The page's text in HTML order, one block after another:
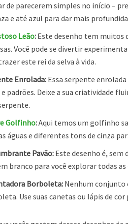
de parecerem simples no início –
e até azul para dar mais
Leão: Este desenho tem muitos
Você pode se divertir
este rei da selva à vida.
Enrolada: Essa serpente
padrões. Deixe a sua criatividade
Golfinho:Aqui temos um golfinho
águas e diferentes tons de cinza
Pavão: Este desenho é, sem
branco para você explorar todas
Borboleta: Nenhum conjunto
Use suas canetas ou lápis de